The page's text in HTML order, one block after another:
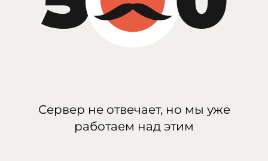
Сервер не отвечает, но мы уже
работаем над этим